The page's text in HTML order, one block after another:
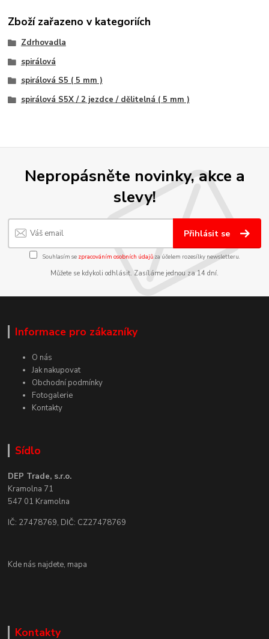
Zboží zařazeno v kategoriích
Zdrhovadla
spirálová
spirálová S5 ( 5 mm )
spirálová S5X / 2 jezdce / dělitelná ( 5 mm )
Nepropásněte novinky, akce a
slevy!
Přihlásit se
Souhlasím se zpracováním osobních údajůza účelem rozesílky newsletteru.
Můžete se kdykoli odhlásit. Zasíláme jednou za 14 dní.
Informace pro zákazníky
O nás
Jak nakupovat
Obchodní podmínky
Fotogalerie
Kontakty
Sídlo
DEP Trade, s.r.o.
Kramolna 71
547 01 Kramolna
IČ: 27478769, DIČ: CZ27478769
Kde nás najdete, mapa
Kontakty